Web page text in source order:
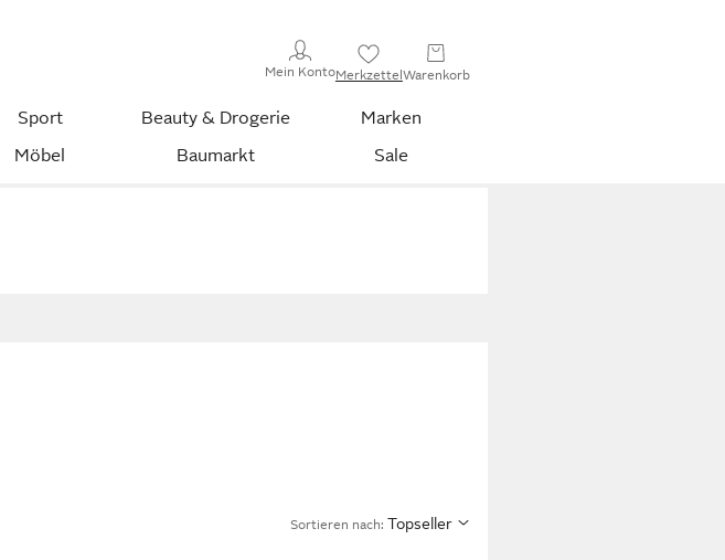
Mein KontoMerkzettelWarenkorb
Sport Beauty & Drogerie
Marken
Möbel Baumarkt Sale
Sortieren nach: Topseller